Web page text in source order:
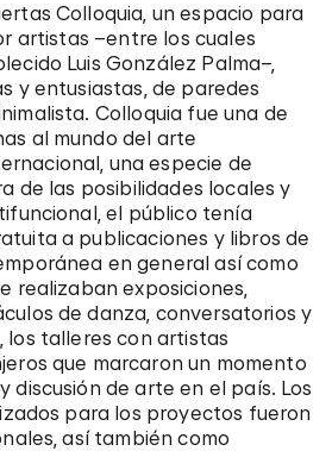
Colloquia, un espacio para
artistas –entre los cuales
Luis González Palma–,
y entusiastas, de paredes
Colloquia fue una de
al mundo del arte
una especie de
de las posibilidades locales y
el público tenía
a publicaciones y libros de
en general así como
realizaban exposiciones,
de danza, conversatorios y
los talleres con artistas
que marcaron un momento
discusión de arte en el país. Los
para los proyectos fueron
así también como